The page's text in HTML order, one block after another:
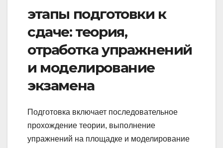
этапы подготовки к
сдаче: теория,
отработка упражнений
и моделирование
экзамена
Подготовка включает последовательное
прохождение теории, выполнение
упражнений на площадке и моделирование